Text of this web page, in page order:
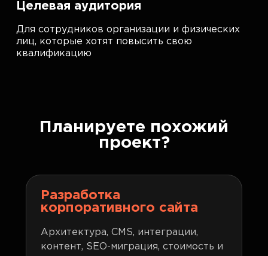
Целевая аудитория
Для сотрудников организации и физических
лиц, которые хотят повысить свою
квалификацию
Планируете похожий
проект?
Разработка
корпоративного сайта
Архитектура, CMS, интеграции,
контент, SEO-миграция, стоимость и